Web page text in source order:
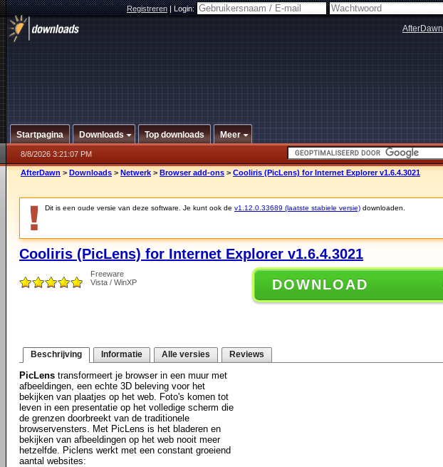
Registreren|Login:
AfterDawn
Startpagina Downloads Top downloads Meer
8/8/2026 3:21:07 PM
AfterDawn > Downloads > Netwerk > Browser add-ons > Cooliris (PicLens) for Internet Explorer v1.6.4.3021
Dit is een oude versie van deze software. Je kunt ook de v1.12.0.33689 (laatste stabiele versie) downloaden.
Cooliris (PicLens) for Internet Explorer v1.6.4.3021
Freeware
Vista / WinXP
DOWNLOAD
Beschrijving Informatie Alle versies Reviews
PicLens transformeert je browser in een muur met
afbeeldingen, een echte 3D beleving voor het
bekijken van plaatjes op het web. Foto's komen tot
leven in een presentatie op het volledige scherm die
de grenzen doorbreekt van de traditionele
browservensters. Met PicLens is het bladeren en
bekijken van afbeeldingen op het web nooit meer
hetzelfde. Piclens werkt met een constant groeiend
aantal websites: